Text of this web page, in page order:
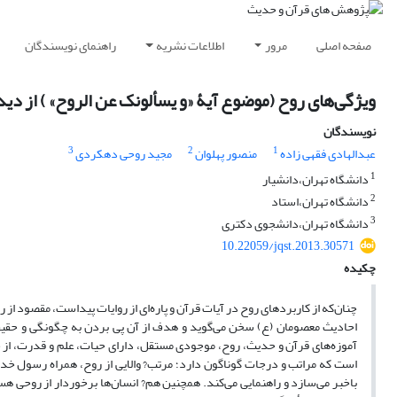
صفحه اصلی مرور اطلاعات نشریه راهنمای نویسندگان
ویژگی‌های روح (موضوع آیۀ «و یسألونک عن الروح» ) از
نویسندگان
عبدالهادی فقهی زاده1 منصور پهلوان2 مجید روحی دهکردی3
1 دانشگاه تهران،دانشیار
2دانشگاه تهران،استاد
3دانشگاه تهران،دانشجوی دکتری
10.22059/jqst.2013.30571
چکیده
چنان‌که از کاربردهای روح در آیات قرآن و پاره‌ای از روایات پیداست، مقصود
احادیث معصومان (ع) سخن می‌گوید و هدف از آن پی بردن به چگونگی و
آموزه‌های قرآن و حدیث، روح، موجودی مستقل، دارای حیات، علم و قدرت،
است که مراتب و درجات گوناگون دارد؛ مرتب? والایی از روح، همراه
باخبر می‌سازد و راهنمایی‌ می‌کند. همچنین هم? انسان‌ها برخوردار از روحی